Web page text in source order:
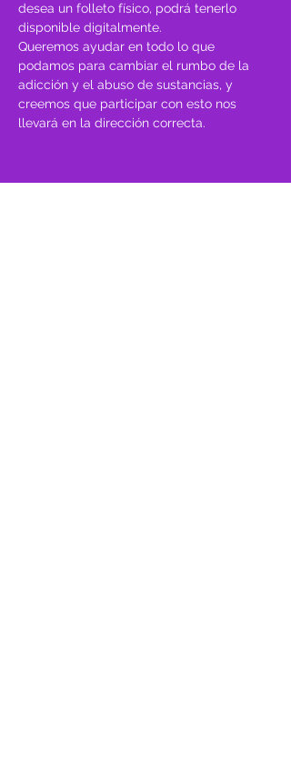
desea un folleto físico, podrá tenerlo
disponible digitalmente.
Queremos ayudar en todo lo que
podamos para cambiar el rumbo de la
adicción y el abuso de sustancias, y
creemos que participar con esto nos
llevará en la dirección correcta.